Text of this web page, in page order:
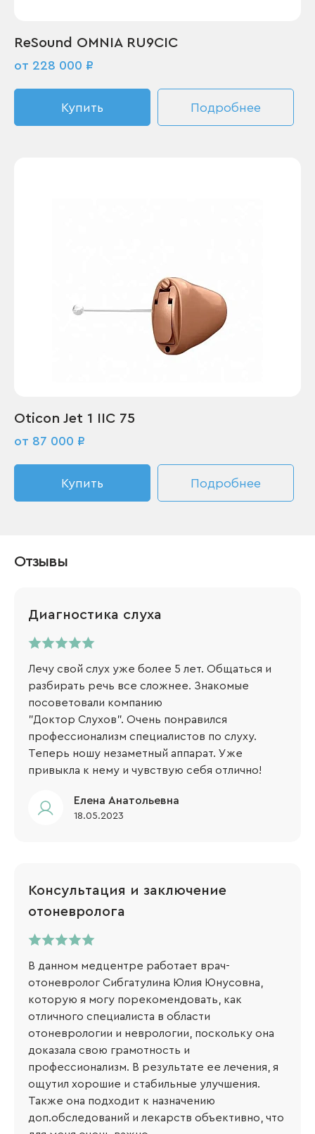
ReSound OMNIA RU9CIC
от 228 000 ₽
Купить Подробнее
Oticon Jet 1 IIC 75
от 87 000 ₽
Купить Подробнее
Отзывы
Диагностика слуха
Лечу свой слух уже более 5 лет. Общаться и
разбирать речь все сложнее. Знакомые
посоветовали компанию
"Доктор Слухов". Очень понравился
профессионализм специалистов по слуху.
Теперь ношу незаметный аппарат. Уже
привыкла к нему и чувствую себя отлично!
Елена Анатольевна
18.05.2023
Консультация и заключение
отоневролога
В данном медцентре работает врач-
отоневролог Сибгатулина Юлия Юнусовна,
которую я могу порекомендовать, как
отличного специалиста в области
отоневрологии и неврологии, поскольку она
доказала свою грамотность и
профессионализм. В результате ее лечения, я
ощутил хорошие и стабильные улучшения.
Также она подходит к назначению
доп.обследований и лекарств объективно, что